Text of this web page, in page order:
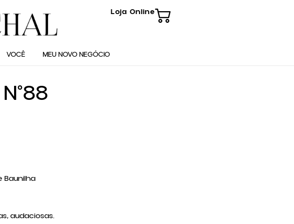
Loja Online
VOCÊ MEU NOVO NEGÓCIO
Baunilha
audaciosas.